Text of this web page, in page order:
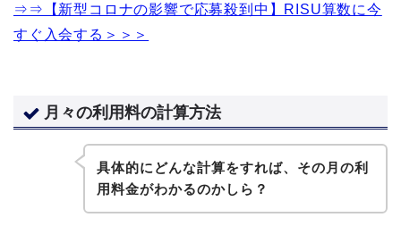
⇒⇒【新型コロナの影響で応募殺到中】RISU算数に今
すぐ入会する＞＞＞
月々の利用料の計算方法
具体的にどんな計算をすれば、その月の利
用料金がわかるのかしら？